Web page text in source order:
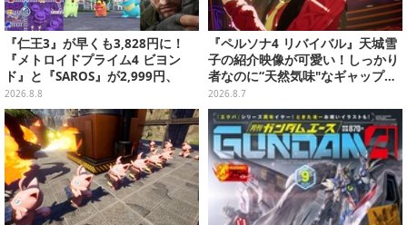
『仁王3』が早くも3,828円に！
『メトロイドプライム4 ビヨン
ド』と『SAROS』が2,999円、
『メタルギアソリッド Δ』は2,49
9円─ゲオ店舗＆ストアのゲームセ
ールは8月8日から
2026.8.8
『ペルソナ4 リバイバル』天城雪
子の紹介映像が可愛い！しっかり
者なのに“天然気味"なギャップ…
幼馴染・千枝に助けられる姿にも
注目
2026.8.7